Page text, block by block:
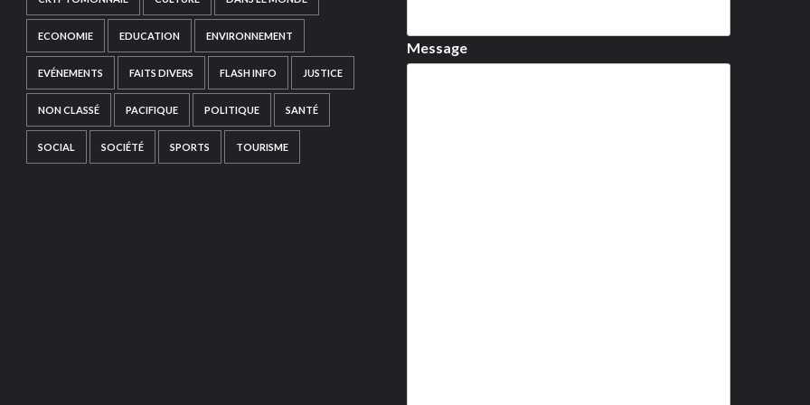
ECONOMIE EDUCATION ENVIRONNEMENT
EVÉNEMENTS FAITS DIVERS FLASH INFO JUSTICE
NON CLASSÉ PACIFIQUE POLITIQUE SANTÉ
SOCIAL SOCIÉTÉ SPORTS TOURISME
Message